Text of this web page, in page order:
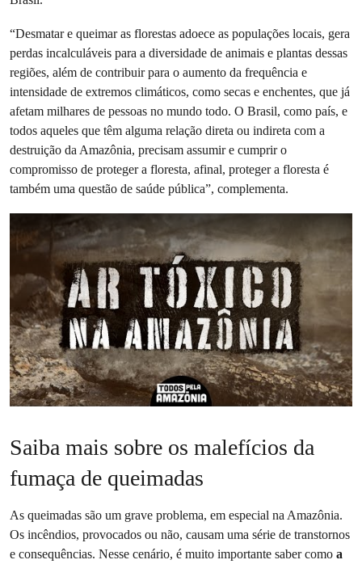
“Desmatar e queimar as florestas adoece as populações locais, gera
perdas incalculáveis para a diversidade de animais e plantas dessas
regiões, além de contribuir para o aumento da frequência e
intensidade de extremos climáticos, como secas e enchentes, que já
afetam milhares de pessoas no mundo todo. O Brasil, como país, e
todos aqueles que têm alguma relação direta ou indireta com a
destruição da Amazônia, precisam assumir e cumprir o
compromisso de proteger a floresta, afinal, proteger a floresta é
também uma questão de saúde pública”, complementa.
Saiba mais sobre os malefícios da
fumaça de queimadas
As queimadas são um grave problema, em especial na Amazônia.
Os incêndios, provocados ou não, causam uma série de transtornos
e consequências. Nesse cenário, é muito importante saber como a